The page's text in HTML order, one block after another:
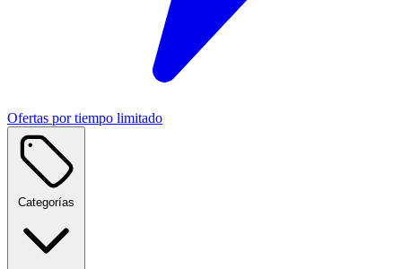
Ofertas por tiempo limitado
Categorías